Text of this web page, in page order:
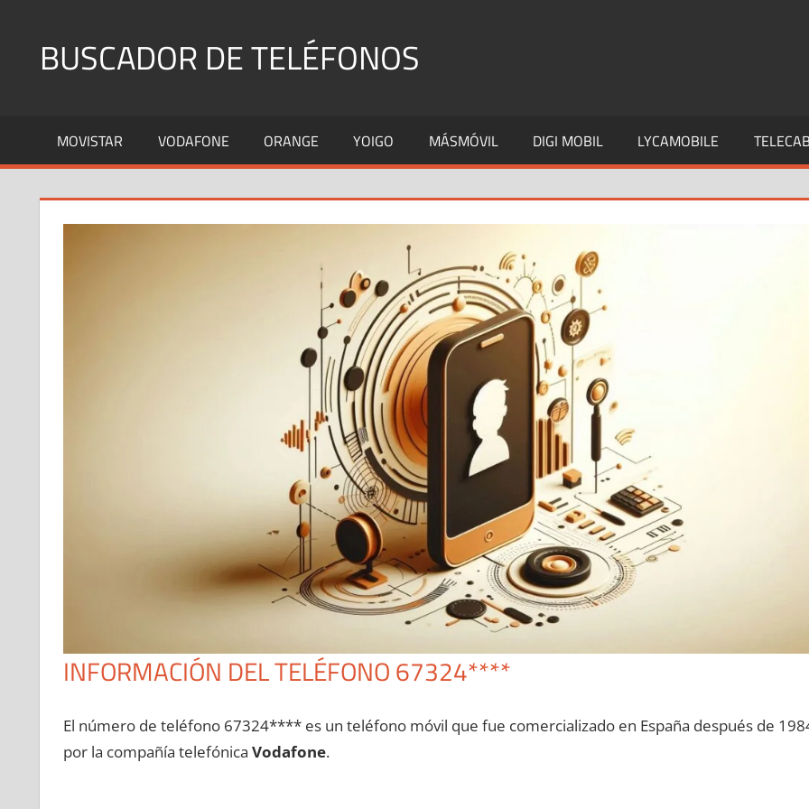
contenidoBUSCADOR DE TELÉFONOS
Fijos
y
MOVISTAR VODAFONE ORANGE YOIGO MÁSMÓVIL DIGI MOBIL LYCAMOBILE
INFORMACIÓN DEL TELÉFONO 67324****
El número dе teléfono 67324**** es un teléfono móvil quе fue comercializado en España después dе
pοr la compañía telefónica Vodafone.